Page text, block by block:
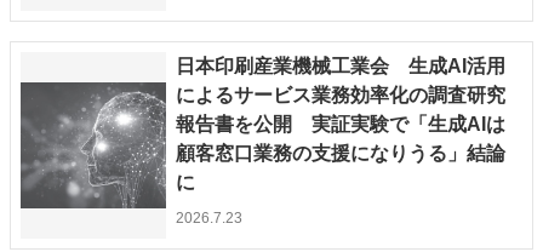
日本印刷産業機械工業会 生成AI活用
によるサービス業務効率化の調査研究
報告書を公開 実証実験で「生成AIは
顧客窓口業務の支援になりうる」結論
に
2026.7.23